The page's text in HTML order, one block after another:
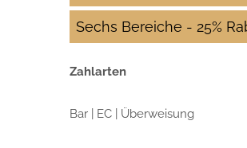
Sechs Bereiche - 25%
Zahlarten
Bar | EC | Überweisung